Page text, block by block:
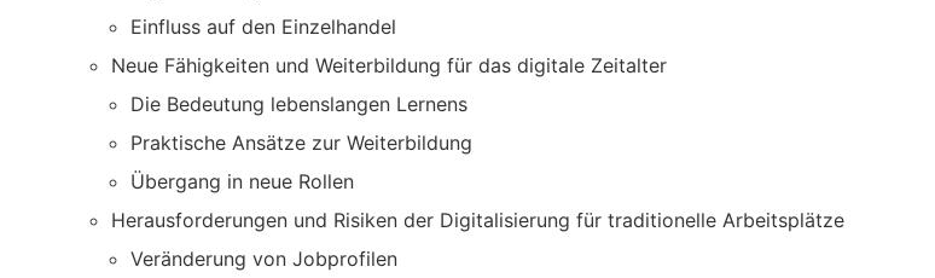
Einfluss auf den Einzelhandel
Neue Fähigkeiten und Weiterbildung für das digitale Zeitalter
Die Bedeutung lebenslangen Lernens
Praktische Ansätze zur Weiterbildung
Übergang in neue Rollen
Herausforderungen und Risiken der Digitalisierung für traditionelle Arbeitsplätze
Veränderung von Jobprofilen